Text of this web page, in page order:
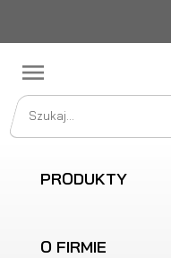

PRODUKTY
O FIRMIE